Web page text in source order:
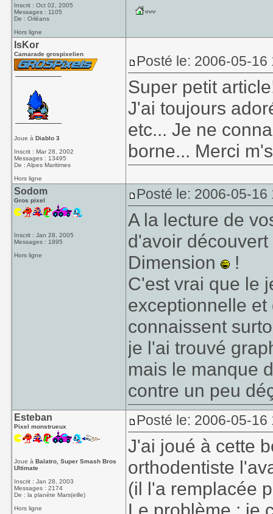
Inscrit : Oct 02, 2005
Messages : 1105
De : Orléans
Hors ligne
IsKor
Camarade grospixelien
Joue àDiablo 3
Inscrit : Mar 28, 2002
Messages : 13495
De : Alpes Maritimes
Hors ligne
Posté le: 2006-05-16
Super petit
J'ai toujours
etc... Je ne
borne... Merci
Sodom
Gros pixel
Inscrit : Jan 28, 2005
Messages : 1895
Hors ligne
Posté le: 2006-05-16
A la lecture de
d'avoir découvert
Dimension
!
C'est vrai que le
exceptionnelle
connaissent
je l'ai trouvé
mais le manque
contre un peu
Esteban
Pixel monstrueux
Joue àBalatro, Super Smash Bros
Ultimate
Inscrit : Jan 28, 2003
Messages : 2174
De : la planète Mars(eille)
Hors ligne
Posté le: 2006-05-16
J'ai joué à cette
orthodentiste
(il l'a remplacée
Le problème : je